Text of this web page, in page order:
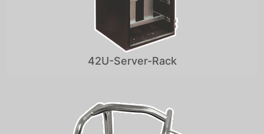
42U-Server-Rack